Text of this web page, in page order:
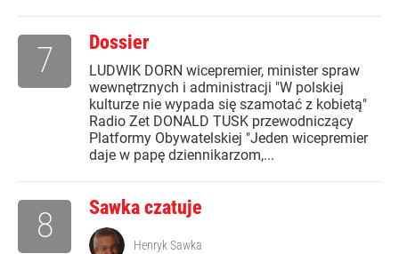
Dossier
LUDWIK DORN wicepremier, minister spraw
wewnętrznych i administracji "W polskiej
kulturze nie wypada się szamotać z kobietą"
Radio Zet DONALD TUSK przewodniczący
Platformy Obywatelskiej "Jeden wicepremier
daje w papę dziennikarzom,...
7
Sawka czatuje
8 Henryk Sawka